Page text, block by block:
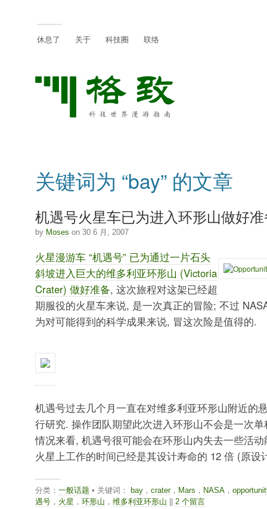
休息了 关于 科技圈 联络
关键词为 “bay” 的文章
机遇号火星车已为进入环形山做好
by Moses on 30 6 月, 2007
火星漫游车 “机遇号” 已为通过一片石头
斜坡进入巨大的维多利亚环形山 (Victoria
Crater) 做好准备, 这次旅程对这架已经超
期服役的火星车来说, 是一次真正的冒险; 不过
为对可能得到的科学成果来说, 冒这次险是值得的.
机遇号过去几个月一直在对维多利亚环形山附近的
行研究. 操作团队期望此次进入环形山不会是一次
情况来看, 机遇号很可能会在环形山内失去一些活
火星上工作的时间已经是其设计寿命的 12 倍 (原设
分类： 一般话题 • 关键词： bay， crater， Mars ， NASA，
遇号， 火星 ， 环形山 ， 维多利亚环形山 2 个留言